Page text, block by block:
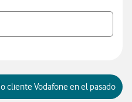
cliente Vodafone en el pasado